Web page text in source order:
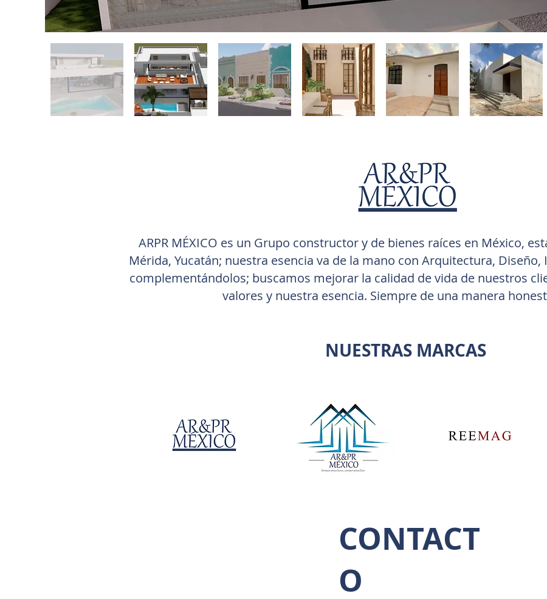
ARPR MÉXICO es un Grupo constructor y de bienes raíces en México,
Mérida, Yucatán; nuestra esencia va de la mano con Arquitectura,
complementándolos; buscamos mejorar la calidad de vida de nuestros
valores y nuestra esencia. Siempre de una manera
NUESTRAS MARCAS
CONTACT
O